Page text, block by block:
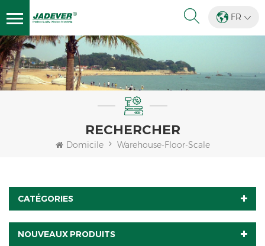
FR
RECHERCHER
Domicile Warehouse-Floor-Scale
CATÉGORIES
NOUVEAUX PRODUITS